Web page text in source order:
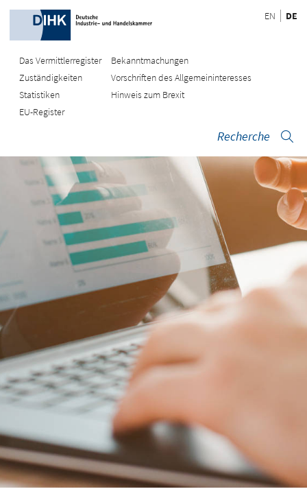
EN DE
Das Vermittlerregister
Zuständigkeiten
Statistiken
EU-Register
Bekanntmachungen
Vorschriften des Allgemeininteresses
Hinweis zum Brexit
Recherche